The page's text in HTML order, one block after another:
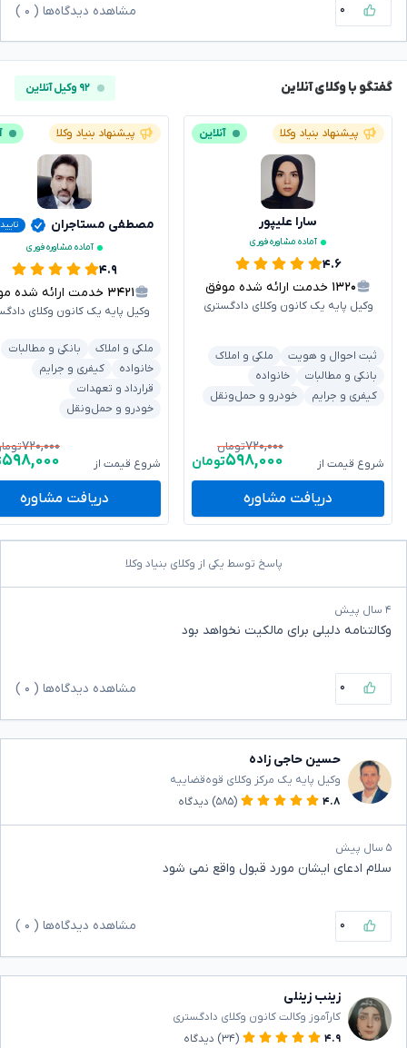
۰ مشاهده دیدگاه‌ها ( ۰
گفتگو با وکلای آنلاین ۹۲ وکیل آنلاین
پیشنهاد بنیاد وکلا آنلاین
سارا علیپور
آماده مشاوره فوری
۴.۶
۱۳۲۰ خدمت ارائه شده موفق
وکیل پایه یک کانون وکلای دادگستری
ثبت احوال و هویت
ملکی و املاک
بانکی و مطالبات
خانواده
کیفری و جرایم
خودرو و حمل‌ونقل
شروع قیمت از
۷۲۰,۰۰۰تومان
۵۹۸,۰۰۰تومان
دریافت مشاوره
پیشنهاد بنیاد وکلا
مصطفی مستاجران
آماده مشاوره فوری
۴.۹
۳۴۲۱ خدمت ارائه شده موفق
وکیل پایه یک کانون وکلای
ملکی و املاک
بانکی و مطالبات
خانواده
کیفری و جرایم
قرارداد و تعهدات
خودرو و حمل‌ونقل
شروع قیمت از
۷۲۰,۰۰۰
۵۹۸,۰۰۰
دریافت مشاوره
پاسخ توسط یکی از وکلای بنیاد وکلا
۴ سال پیش
وکالتنامه دلیلی برای مالکیت نخواهد بود
۰ مشاهده دیدگاه‌ها ( ۰
حسین حاجی زاده
وکیل پایه یک مرکز وکلای قوه‌قضاییه
۴.۸
(۵۸۵) دیدگاه
۵ سال پیش
سلام ادعای ایشان مورد قبول واقع نمی شود
۰ مشاهده دیدگاه‌ها ( ۰
زینب زینلی
کارآموز وکالت کانون وکلای دادگستری
۴.۹
(۳۴) دیدگاه